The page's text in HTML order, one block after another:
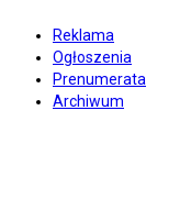
Reklama
Ogłoszenia
Prenumerata
Archiwum